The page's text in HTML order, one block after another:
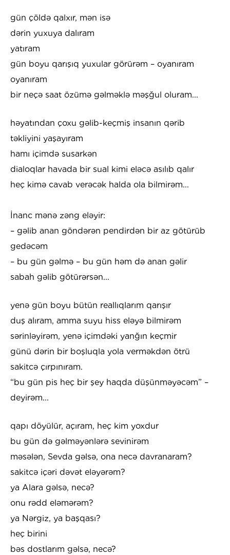
gün çöldə qalxır, mən isə
dərin yuxuya dalıram
yatıram
gün boyu qarışıq yuxular görürəm – oyanıram
oyanıram
bir neçə saat özümə gəlməklə məşğul oluram...
həyatından çoxu gəlib-keçmiş insanın qərib
təkliyini yaşayıram
hamı içimdə susarkən
dialoqlar havada bir sual kimi eləcə asılıb qalır
heç kimə cavab verəcək halda ola bilmirəm...
İnanc mənə zəng eləyir:
– gəlib anan göndərən pendirdən bir az götürüb
gedəcəm
– bu gün gəlmə – bu gün həm də anan gəlir
sabah gəlib götürərsən...
yenə gün boyu bütün reallıqlarım qarışır
duş alıram, amma suyu hiss eləyə bilmirəm
sərinləyirəm, yenə içimdəki yanğın keçmir
günü dərin bir boşluqla yola verməkdən ötrü
sakitcə çırpınıram.
“bu gün pis heç bir şey haqda düşünməyəcəm” –
deyirəm...
qapı döyülür, açıram, heç kim yoxdur
bu gün də gəlməyənlərə sevinirəm
məsələn, Sevda gəlsə, ona necə davranaram?
sakitcə içəri dəvət eləyərəm?
ya Alara gəlsə, necə?
onu rədd eləmərəm?
ya Nərgiz, ya başqası?
heç birini
bəs dostlarım gəlsə, necə?